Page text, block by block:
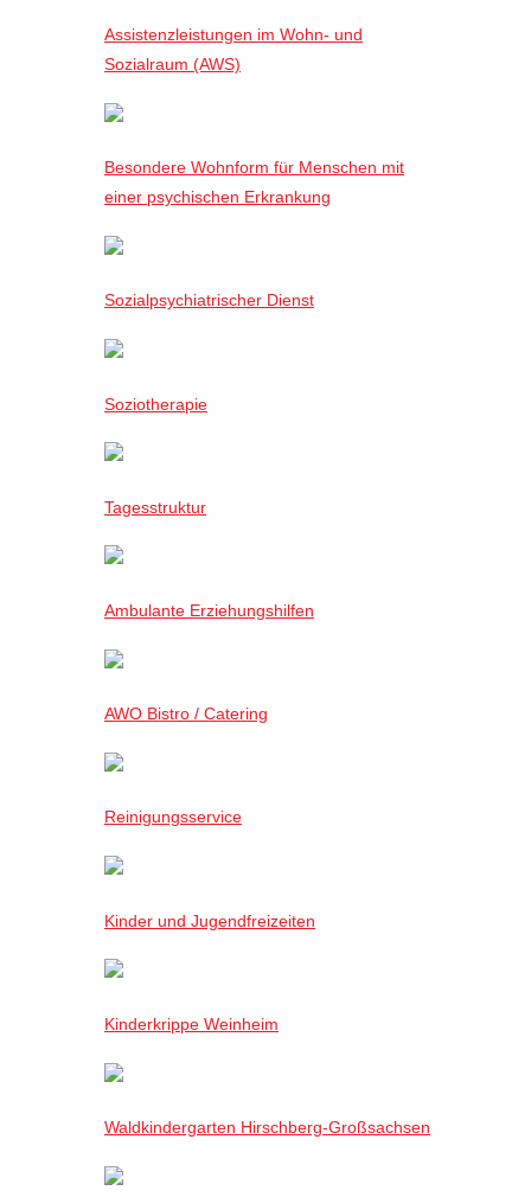
Assistenzleistungen im Wohn- und
Sozialraum (AWS)
Besondere Wohnform für Menschen mit
einer psychischen Erkrankung
Sozialpsychiatrischer Dienst
Soziotherapie
Tagesstruktur
Ambulante Erziehungshilfen
AWO Bistro / Catering
Reinigungsservice
Kinder und Jugendfreizeiten
Kinderkrippe Weinheim
Waldkindergarten Hirschberg-Großsachsen